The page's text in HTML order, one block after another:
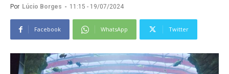
Por Lúcio Borges - 11:15 - 19/07/2024
Facebook WhatsApp Twitter